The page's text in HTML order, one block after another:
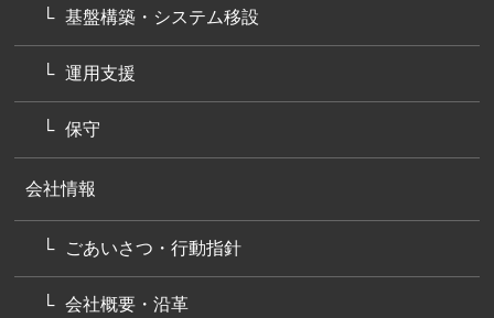
基盤構築・システム移設
運用支援
保守
会社情報
ごあいさつ・行動指針
会社概要・沿革